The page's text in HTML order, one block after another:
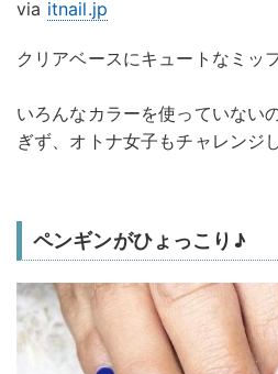
via itnail.jp
クリアベースにキュートなミッ
いろんなカラーを使っていない
ぎず、オトナ女子もチャレンジ
ペンギンがひょっこり♪